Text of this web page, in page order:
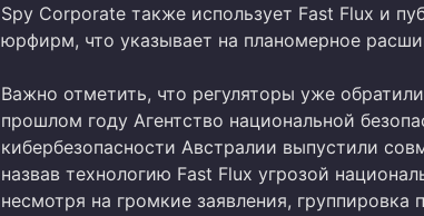
Spy Corporate также использует Fast Flux и
юрфирм, что указывает на планомерное
Важно отметить, что регуляторы уже
прошлом году Агентство национальной
кибербезопасности Австралии выпустили
назвав технологию Fast Flux угрозой
несмотря на громкие заявления, группировка